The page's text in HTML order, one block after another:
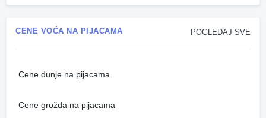
POGLEDAJ SVE
CENE VOĆA NA PIJACAMA
Cene dunje na pijacama
Cene grožđa na pijacama